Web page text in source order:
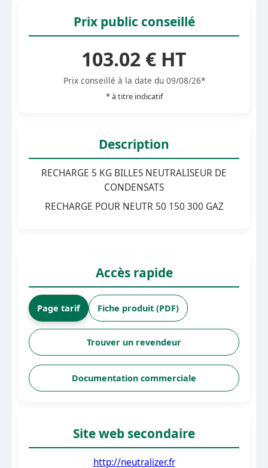
Prix public conseillé
103.02 € HT
Prix conseillé à la date du 09/08/26*
* à titre indicatif
Description
RECHARGE 5 KG BILLES NEUTRALISEUR DE
CONDENSATS
RECHARGE POUR NEUTR 50 150 300 GAZ
Accès rapide
Page tarif Fiche produit (PDF)
Trouver un revendeur
Documentation commerciale
Site web secondaire
http://neutralizer.fr